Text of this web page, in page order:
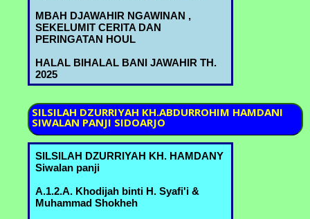
A.6.2.C. Kyai Ridwan bin Kyai
Abdurrahman & Nyai Shofiah binti
A.6.2.D. Nyai Asiyah bin Kyai
Abdurrahman & H. Abdulloh Ja'far bin
A.6.3.B. Kyai Machmud bin Ahmad
Marzuki & Nyai Sa'udah binti
Muchammad B.3.6.A. - Bureng
A.6.3.D. Kyai Sholeh bin Ahmad
Bureng
MBAH DJAWAHIR NGAWINAN ,
SEKELUMIT CERITA DAN
PERINGATAN HOUL
HALAL BIHALAL BANI JAWAHIR TH.
2025
SILSILAH DZURRIYAH KH.ABDURROHIM HAMDANI
SIWALAN PANJI SIDOARJO
SILSILAH DZURRIYAH KH. HAMDANY
Siwalan panji
A.1.2.A. Khodijah binti H. Syafi'i &
Muhammad Shokheh